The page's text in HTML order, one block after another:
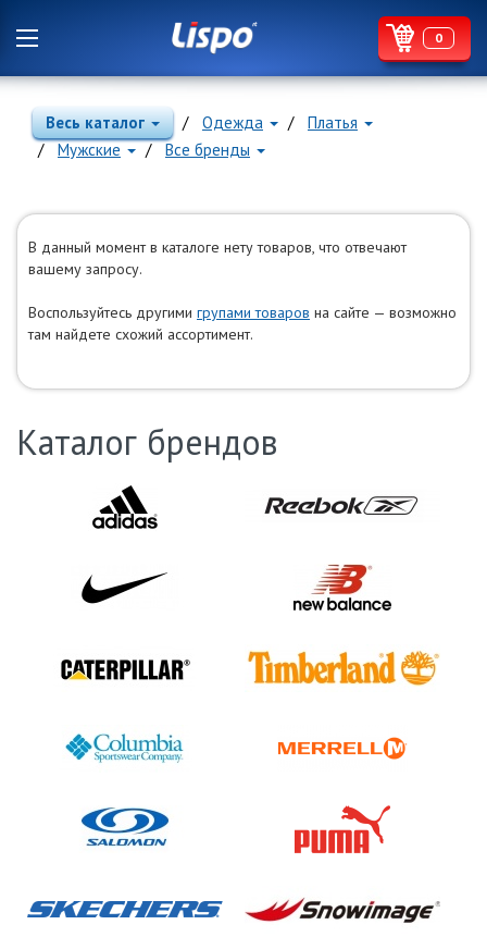
0
Весь каталог Одежда
Платья
Мужские
Все бренды
В данный момент в каталоге нету товаров, что отвечают
вашему запросу.
Воспользуйтесь другими групами товаров на сайте — возможно
там найдете схожий ассортимент.
Каталог брендов